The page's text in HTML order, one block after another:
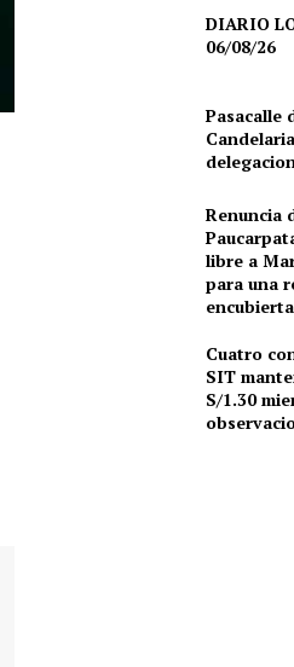
DIARIO
06/08/26
Pasacalle
Renuncia
libre a
para una
encubierta
Cuatro
SIT
S/1.30